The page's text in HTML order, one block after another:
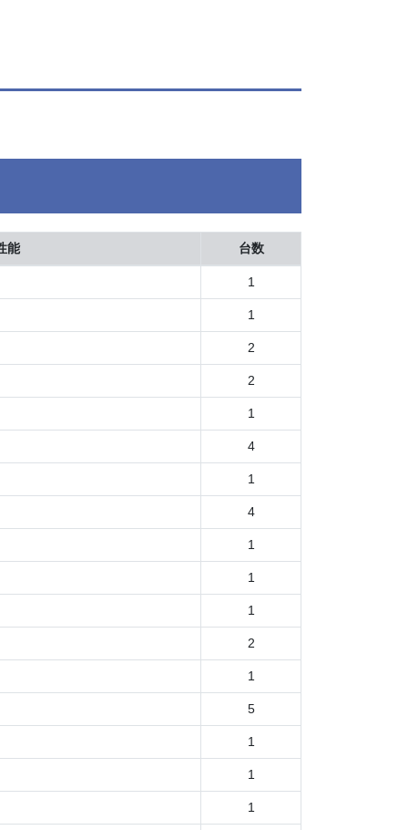
能 台数
1
1
2
2
1
4
1
4
1
1
1
2
1
5
1
1
1